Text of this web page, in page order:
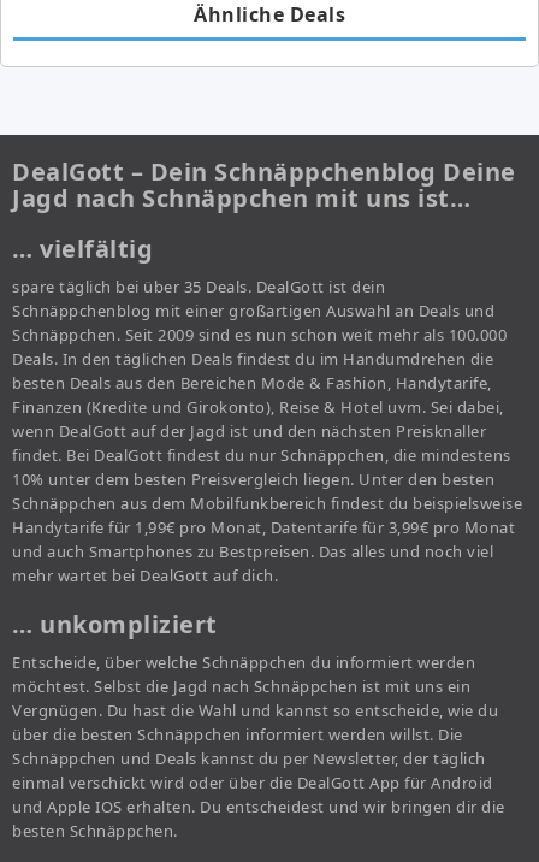
Ähnliche Deals
DealGott – Dein Schnäppchenblog Deine
Jagd nach Schnäppchen mit uns ist…
… vielfältig
spare täglich bei über 35 Deals. DealGott ist dein
Schnäppchenblog mit einer großartigen Auswahl an Deals und
Schnäppchen. Seit 2009 sind es nun schon weit mehr als 100.000
Deals. In den täglichen Deals findest du im Handumdrehen die
besten Deals aus den Bereichen Mode & Fashion, Handytarife,
Finanzen (Kredite und Girokonto), Reise & Hotel uvm. Sei dabei,
wenn DealGott auf der Jagd ist und den nächsten Preisknaller
findet. Bei DealGott findest du nur Schnäppchen, die mindestens
10% unter dem besten Preisvergleich liegen. Unter den besten
Schnäppchen aus dem Mobilfunkbereich findest du beispielsweise
Handytarife für 1,99€ pro Monat, Datentarife für 3,99€ pro Monat
und auch Smartphones zu Bestpreisen. Das alles und noch viel
mehr wartet bei DealGott auf dich.
… unkompliziert
Entscheide, über welche Schnäppchen du informiert werden
möchtest. Selbst die Jagd nach Schnäppchen ist mit uns ein
Vergnügen. Du hast die Wahl und kannst so entscheide, wie du
über die besten Schnäppchen informiert werden willst. Die
Schnäppchen und Deals kannst du per Newsletter, der täglich
einmal verschickt wird oder über die DealGott App für Android
und Apple IOS erhalten. Du entscheidest und wir bringen dir die
besten Schnäppchen.